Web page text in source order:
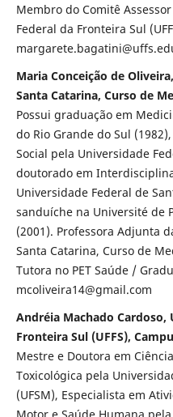
Membro do Comitê
Federal da Fronteira Sul
Maria Conceição de
Santa Catarina, Curso de
Possui graduação em
do Rio Grande do Sul
Social pela Universidade
doutorado em
Universidade Federal de
sanduíche na Université de
(2001). Professora Adjunta
Santa Catarina, Curso de
Tutora no PET Saúde /
mcoliveira14@gmail.com
Andréia Machado Cardoso,
Fronteira Sul (UFFS),
Mestre e Doutora em
Toxicológica pela
(UFSM), Especialista em